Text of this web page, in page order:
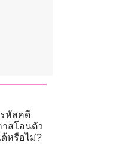
รหัสคดี
าสโอนตัว
หรือไม่?